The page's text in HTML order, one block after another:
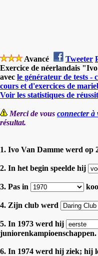
Avancé Tweeter
Exercice de néerlandais
avec le générateur de tests -
cours et d'exercices de
Voir les statistiques de
Merci de vous connecter à
résultat.
1. Ivo Van Damme werd op
2. In het begin speelde hij
3. Pas in
4. Zijn club werd
5. In 1973 werd hij
juniorenkampioenschappen.
6. In 1974 werd hij ziek; hij